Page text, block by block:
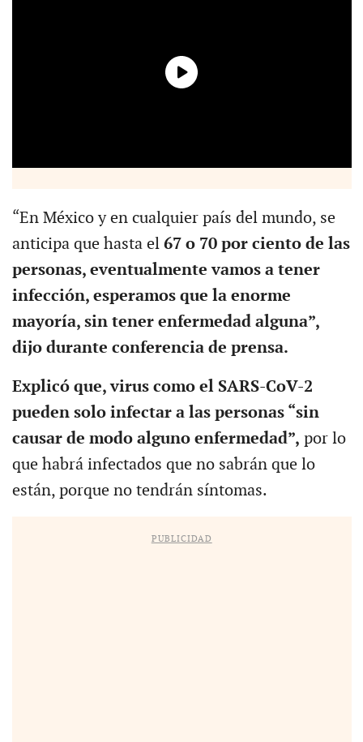
“En México y en cualquier país del mundo, se
anticipa que hasta el 67 o 70 por ciento de las
personas, eventualmente vamos a tener
infección, esperamos que la enorme
mayoría, sin tener enfermedad alguna”,
dijo durante conferencia de prensa.
Explicó que, virus como el SARS-CoV-2
pueden solo infectar a las personas “sin
causar de modo alguno enfermedad”, por lo
que habrá infectados que no sabrán que lo
están, porque no tendrán síntomas.
PUBLICIDAD